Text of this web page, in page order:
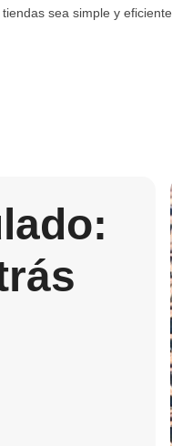
sea simple y eficiente.